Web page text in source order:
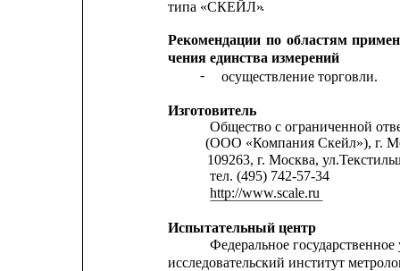
типа «СКЕЙЛ».
Рекомендации по областям
чения единства измерений
-
осуществление торговли.
Изготовитель
Общество с ограниченной
(ООО «Компания Скейл»), г.
109263, г. Москва,
тел. (495) 742-57-34
http://www.scale.ru
Испытательный центр
Федеральное
исследовательский институт